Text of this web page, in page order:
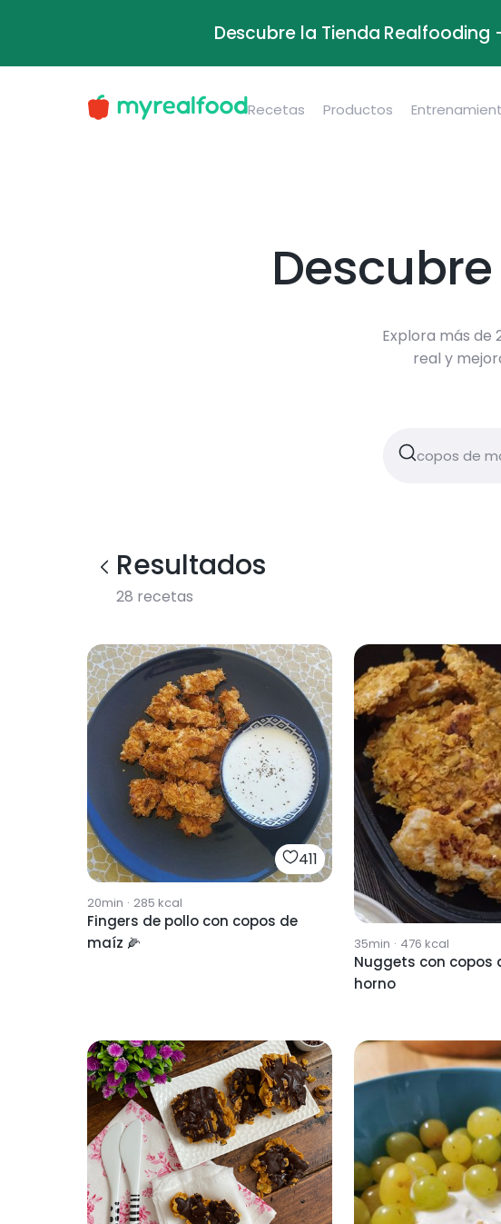
Descubre la Tienda
Recetas Productos
Explora más de
real y
Resultados
28 recetas
411
20min · 285 kcal
Fingers de pollo con copos de
maíz 🌽
35min · 476 kcal
Nuggets con copos
horno